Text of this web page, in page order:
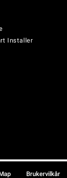
Installer
Brukervilkår